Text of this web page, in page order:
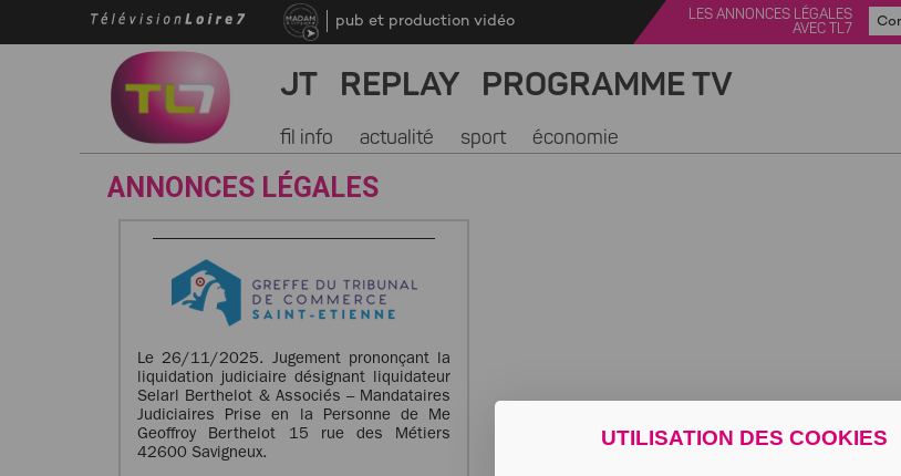
UTILISATION DES COOKIES
pub et production vidéo
LES ANNONCES LÉGALES
AVEC TL7
JT REPLAY PROGRAMME TV
fil info actualité sport économie
ANNONCES LÉGALES
Le 26/11/2025. Jugement prononçant la
liquidation judiciaire désignant liquidateur
Selarl Berthelot & Associés – Mandataires
Judiciaires Prise en la Personne de Me
Geoffroy Berthelot 15 rue des Métiers
42600 Savigneux.